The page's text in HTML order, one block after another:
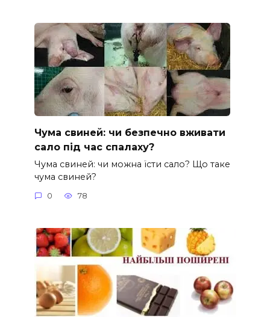
Чума свиней: чи безпечно вживати
сало під час спалаху?
Чума свиней: чи можна їсти сало? Що таке
чума свиней?
0 78